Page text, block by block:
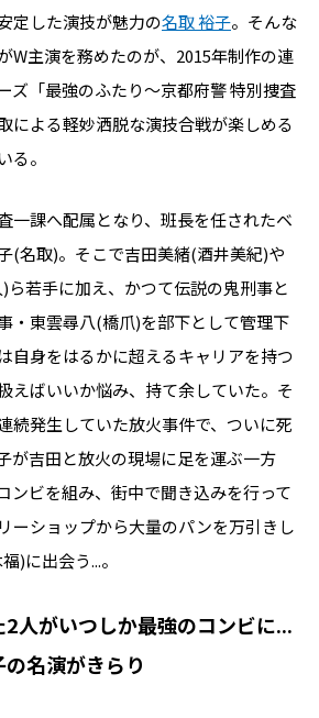
定した演技が魅力の名取 裕子。そんな
W主演を務めたのが、2015年制作の連
ズ「最強のふたり～京都府警 特別捜査
による軽妙洒脱な演技合戦が楽しめる
る。
一課へ配属となり、班長を任されたベ
(名取)。そこで吉田美緒(酒井美紀)や
ら若手に加え、かつて伝説の鬼刑事と
・東雲尋八(橋爪)を部下として管理下
自身をはるかに超えるキャリアを持つ
えばいいか悩み、持て余していた。そ
続発生していた放火事件で、ついに死
が吉田と放火の現場に足を運ぶ一方
ンビを組み、街中で聞き込みを行って
ーショップから大量のパンを万引きし
)に出会う...。
人がいつしか最強のコンビに...
名演がきらり